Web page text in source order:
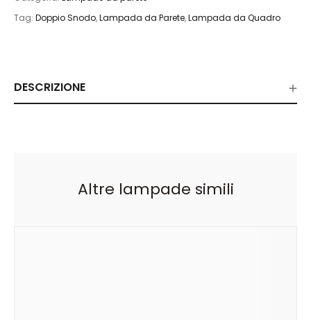
Tag: Doppio Snodo,Lampada da Parete,Lampada da Quadro
DESCRIZIONE
Altre lampade simili